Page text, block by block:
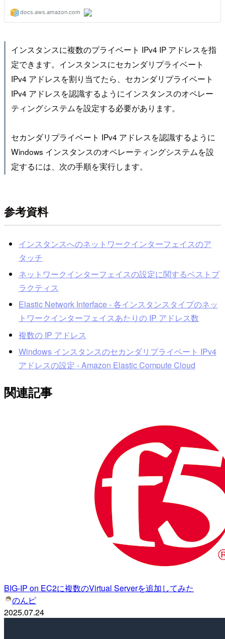
インスタンスに複数のプライベート IPv4 IP アドレスを指
定できます。インスタンスにセカンダリプライベート
IPv4 アドレスを割り当てたら、セカンダリプライベート
IPv4 アドレスを認識するようにインスタンスのオペレー
ティングシステムを設定する必要があります。
セカンダリプライベート IPv4 アドレスを認識するように
Windows インスタンスのオペレーティングシステムを設
定するには、次の手順を実行します。
参考資料
インスタンスへのネットワークインターフェイスのア
タッチ
ネットワークインターフェイスの設定に関するベストプ
ラクティス
Elastic Network Interface - 各インスタンスタイプのネッ
トワークインターフェイスあたりの IP アドレス数
複数の IP アドレス
Windows インスタンスのセカンダリプライベート IPv4
アドレスの設定 - Amazon Elastic Compute Cloud
関連記事
BIG-IP on EC2に複数のVirtual Serverを追加してみた
のんピ
2025.07.24